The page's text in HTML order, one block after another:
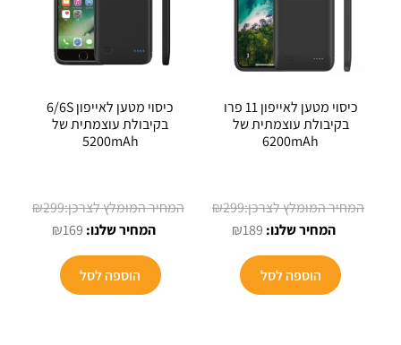
כיסוי מטען לאייפון 11 פרו
בקיבולת עוצמתית של
6200mAh
₪299 המחיר
₪189 המחיר
הוספה לסל
כיסוי מטען לאייפון 6/6S
בקיבולת עוצמתית של
5200mAh
₪299
₪169
הוספה לסל